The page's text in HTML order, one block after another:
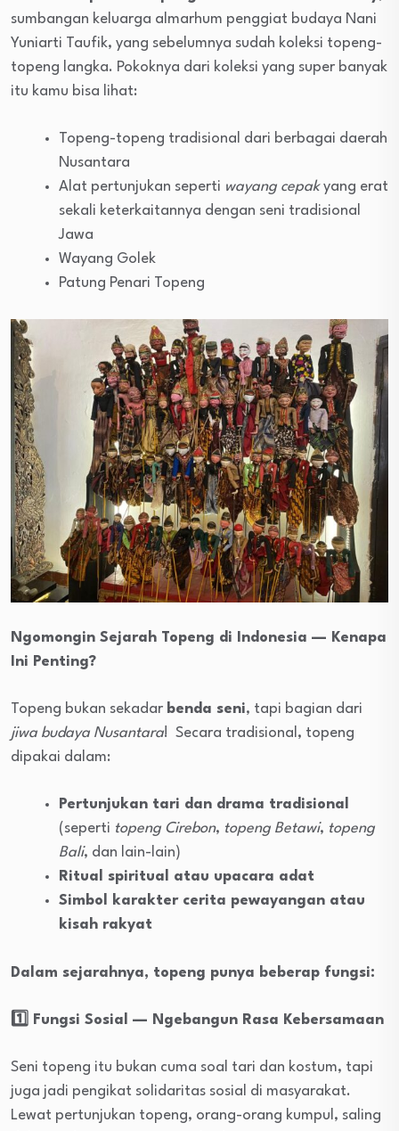
sumbangan keluarga almarhum penggiat budaya Nani
Yuniarti Taufik, yang sebelumnya sudah koleksi topeng-
topeng langka. Pokoknya dari koleksi yang super banyak
itu kamu bisa lihat:
Topeng-topeng tradisional dari berbagai daerah
Nusantara
Alat pertunjukan seperti wayang cepakyang erat
sekali keterkaitannya dengan seni tradisional
Jawa
Wayang Golek
Patung Penari Topeng
Ngomongin Sejarah Topeng di Indonesia — Kenapa
Ini Penting?
Topeng bukan sekadar benda seni, tapi bagian dari
jiwa budaya Nusantara! Secara tradisional, topeng
dipakai dalam:
Pertunjukan tari dan drama tradisional
(seperti topeng Cirebon, topeng Betawi, topeng
Bali, dan lain-lain)
Ritual spiritual atau upacara adat
Simbol karakter cerita pewayangan atau
kisah rakyat
Dalam sejarahnya, topeng punya beberap fungsi:
1️⃣ Fungsi Sosial — Ngebangun Rasa Kebersamaan
Seni topeng itu bukan cuma soal tari dan kostum, tapi
juga jadi pengikat solidaritas sosial di masyarakat.
Lewat pertunjukan topeng, orang-orang kumpul, saling